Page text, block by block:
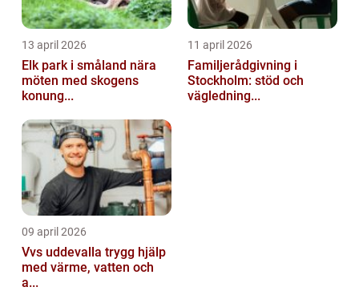
13 april 2026
Elk park i småland nära
möten med skogens
konung...
11 april 2026
Familjerådgivning i
Stockholm: stöd och
vägledning...
09 april 2026
Vvs uddevalla trygg hjälp
med värme, vatten och
a...